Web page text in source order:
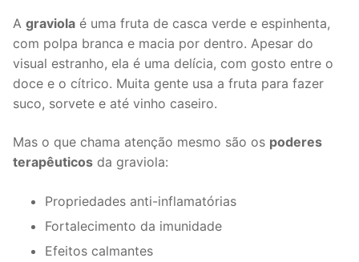
A graviola é uma fruta de casca verde e espinhenta,
com polpa branca e macia por dentro. Apesar do
visual estranho, ela é uma delícia, com gosto entre o
doce e o cítrico. Muita gente usa a fruta para fazer
suco, sorvete e até vinho caseiro.
Mas o que chama atenção mesmo são os poderes
terapêuticos da graviola:
Propriedades anti-inflamatórias
Fortalecimento da imunidade
Efeitos calmantes